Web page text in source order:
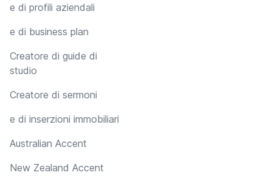
e di profili aziendali
e di business plan
Creatore di guide di
studio
Creatore di sermoni
e di inserzioni immobiliari
Australian Accent
New Zealand Accent